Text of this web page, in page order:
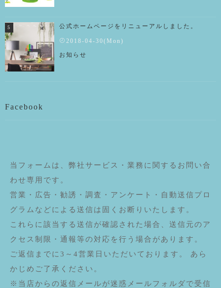
公式ホームページをリニューアルしました。
2018-04-30(Mon)
お知らせ
Facebook
当フォームは、弊社サービス・業務に関するお問い合
わせ専用です。
営業・広告・勧誘・調査・アンケート・自動送信プロ
グラムなどによる送信は固くお断りいたします。
これらに該当する送信が確認された場合、送信元のア
クセス制限・通報等の対応を行う場合があります。
ご返信までに3～4営業日いただいております。 あら
かじめご了承ください。
※当店からの返信メールが迷惑メールフォルダで受信